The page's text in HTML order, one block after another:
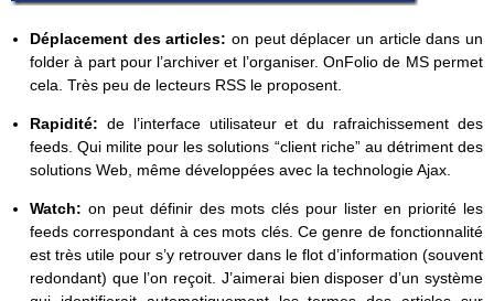
Déplacement des articles: on peut déplacer un article dans un
folder à part pour l’archiver et l’organiser. OnFolio de MS permet
cela. Très peu de lecteurs RSS le proposent.
Rapidité: de l’interface utilisateur et du rafraichissement des
feeds. Qui milite pour les solutions “client riche” au détriment des
solutions Web, même développées avec la technologie Ajax.
Watch: on peut définir des mots clés pour lister en priorité les
feeds correspondant à ces mots clés. Ce genre de fonctionnalité
est très utile pour s’y retrouver dans le flot d’information (souvent
redondant) que l’on reçoit. J’aimerai bien disposer d’un système